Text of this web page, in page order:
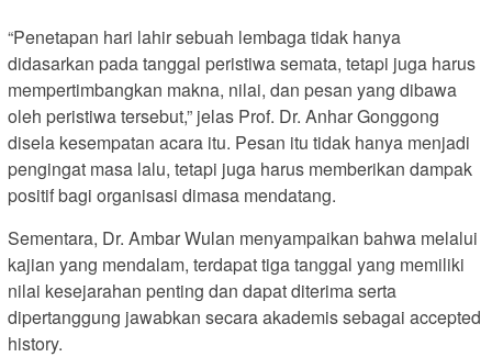
“Penetapan hari lahir sebuah lembaga tidak hanya
didasarkan pada tanggal peristiwa semata, tetapi juga harus
mempertimbangkan makna, nilai, dan pesan yang dibawa
oleh peristiwa tersebut,” jelas Prof. Dr. Anhar Gonggong
disela kesempatan acara itu. Pesan itu tidak hanya menjadi
pengingat masa lalu, tetapi juga harus memberikan dampak
positif bagi organisasi dimasa mendatang.
Sementara, Dr. Ambar Wulan menyampaikan bahwa melalui
kajian yang mendalam, terdapat tiga tanggal yang memiliki
nilai kesejarahan penting dan dapat diterima serta
dipertanggung jawabkan secara akademis sebagai accepted
history.